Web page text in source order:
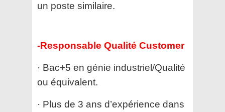
un poste similaire.
-Responsable Qualité Customer
· Bac+5 en génie industriel/Qualité
ou équivalent.
· Plus de 3 ans d’expérience dans